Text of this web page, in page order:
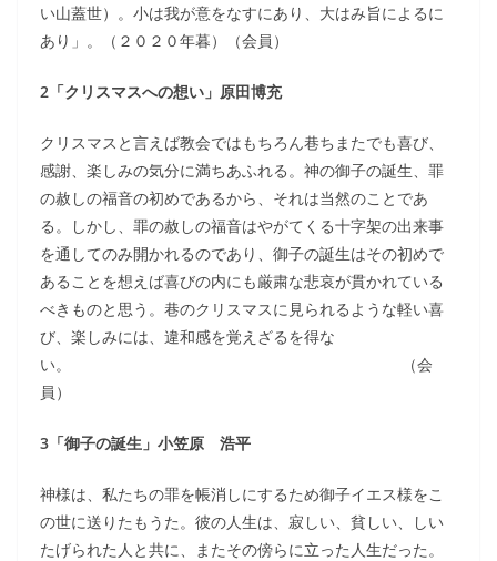
い山蓋世）。小は我が意をなすにあり、大はみ旨によるに
あり」。（２０２０年暮）（会員）
2「クリスマスへの想い」原田博充
クリスマスと言えば教会ではもちろん巷ちまたでも喜び、
感謝、楽しみの気分に満ちあふれる。神の御子の誕生、罪
の赦しの福音の初めであるから、それは当然のことであ
る。しかし、罪の赦しの福音はやがてくる十字架の出来事
を通してのみ開かれるのであり、御子の誕生はその初めで
あることを想えば喜びの内にも厳粛な悲哀が貫かれている
べきものと思う。巷のクリスマスに見られるような軽い喜
び、楽しみには、違和感を覚えざるを得な
い。 （会
員）
3「御子の誕生」小笠原 浩平
神様は、私たちの罪を帳消しにするため御子イエス様をこ
の世に送りたもうた。彼の人生は、寂しい、貧しい、しい
たげられた人と共に、またその傍らに立った人生だった。